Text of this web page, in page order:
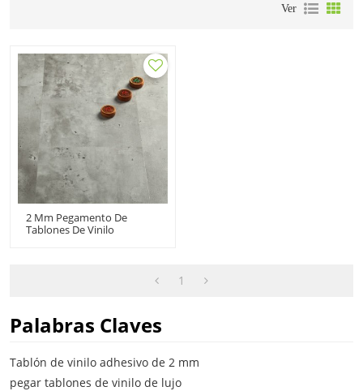
Ver
2 Mm Pegamento De
Tablones De Vinilo
1
Palabras Claves
Tablón de vinilo adhesivo de 2 mm
pegar tablones de vinilo de lujo